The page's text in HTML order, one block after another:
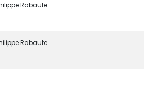
Rabaute
Rabaute